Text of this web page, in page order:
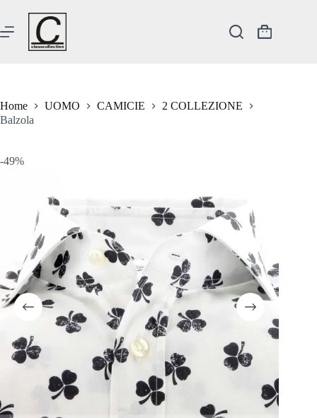
contenuto
Carrello
Home UOMO CAMICIE
2 COLLEZIONE
Balzola
-49%